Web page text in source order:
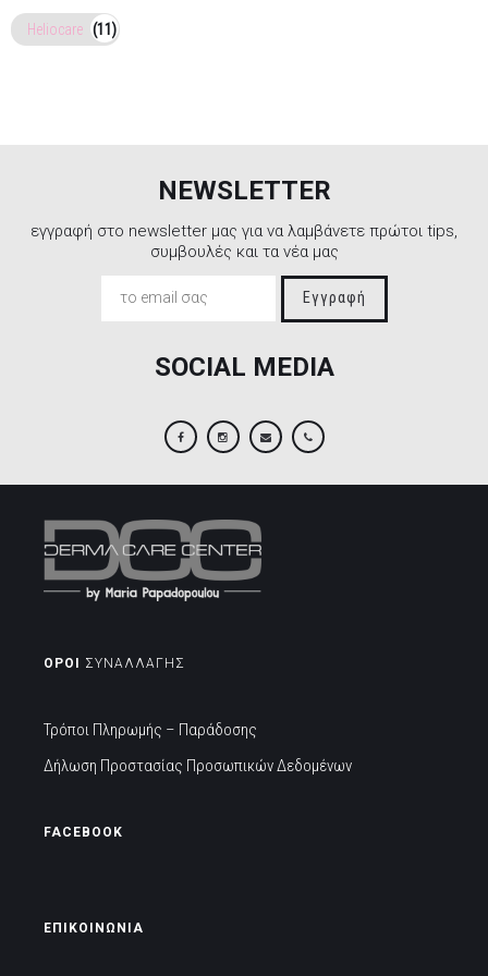
Heliocare (11)
NEWSLETTER
εγγραφή στο newsletter μας για να λαμβάνετε πρώτοι tips,
συμβουλές και τα νέα μας
Εγγραφή
SOCIAL MEDIA
ΟΡΟΙ ΣΥΝΑΛΛΑΓΗΣ
Τρόποι Πληρωμής – Παράδοσης
Δήλωση Προστασίας Προσωπικών Δεδομένων
FACEBOOK
ΕΠΙΚΟΙΝΩΝΙΑ